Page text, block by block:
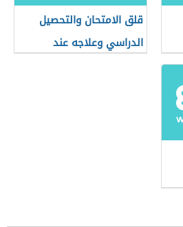
قلق الامتحان والتحصيل
الدراسي وعلاجه عند